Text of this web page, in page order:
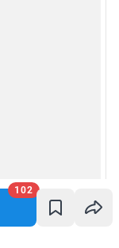
102